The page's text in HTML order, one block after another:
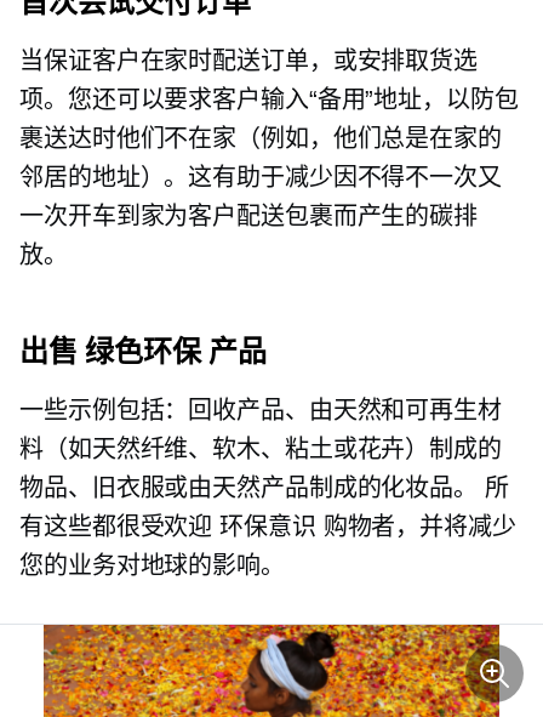
当保证客户在家时配送订单，或安排取货选
项。您还可以要求客户输入“备用”地址，以防包
裹送达时他们不在家（例如，他们总是在家的
邻居的地址）。这有助于减少因不得不一次又
一次开车到家为客户配送包裹而产生的碳排
放。
出售绿色环保产品
一些示例包括：回收产品、由天然和可再生材
料（如天然纤维、软木、粘土或花卉）制成的
物品、旧衣服或由天然产品制成的化妆品。 所
有这些都很受欢迎环保意识 购物者，并将减少
您的业务对地球的影响。